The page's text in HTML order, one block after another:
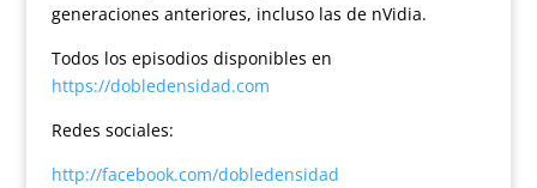
generaciones anteriores, incluso las de nVidia.
Todos los episodios disponibles en
https://dobledensidad.com
Redes sociales:
http://facebook.com/dobledensidad